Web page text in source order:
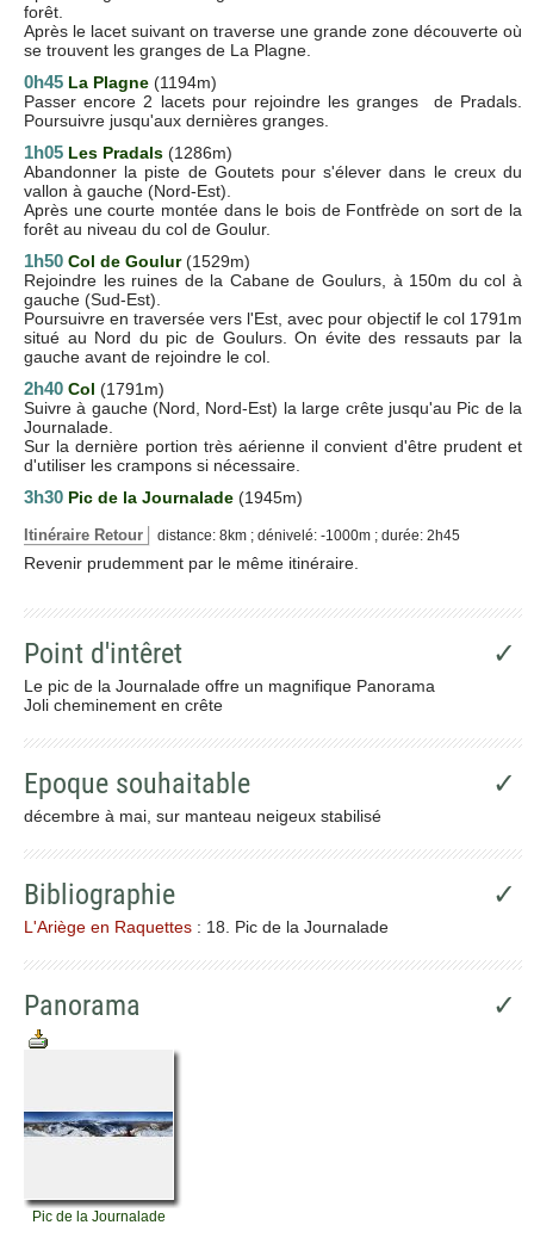
forêt.
Après le lacet suivant on traverse une grande zone découverte où
se trouvent les granges de La Plagne.
0h45 La Plagne (1194m)
Passer encore 2 lacets pour rejoindre les granges de Pradals.
Poursuivre jusqu'aux dernières granges.
1h05 Les Pradals (1286m)
Abandonner la piste de Goutets pour s'élever dans le creux du
vallon à gauche (Nord-Est).
Après une courte montée dans le bois de Fontfrède on sort de la
forêt au niveau du col de Goulur.
1h50 Col de Goulur(1529m)
Rejoindre les ruines de la Cabane de Goulurs, à 150m du col à
gauche (Sud-Est).
Poursuivre en traversée vers l'Est, avec pour objectif le col 1791m
situé au Nord du pic de Goulurs. On évite des ressauts par la
gauche avant de rejoindre le col.
2h40 Col (1791m)
Suivre à gauche (Nord, Nord-Est) la large crête jusqu'au Pic de la
Journalade.
Sur la dernière portion très aérienne il convient d'être prudent et
d'utiliser les crampons si nécessaire.
3h30 Pic de la Journalade (1945m)
Itinéraire Retour distance: 8km ; dénivelé: -1000m ; durée: 2h45
Revenir prudemment par le même itinéraire.
Point d'intêret ✓
Le pic de la Journalade offre un magnifique Panorama
Joli cheminement en crête
Epoque souhaitable ✓
décembre à mai, sur manteau neigeux stabilisé
Bibliographie ✓
L'Ariège en Raquettes : 18. Pic de la Journalade
Panorama ✓
Pic de la Journalade